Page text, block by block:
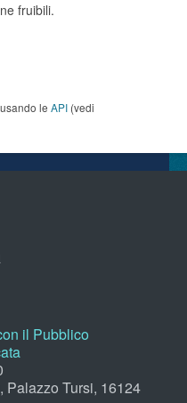
fruibili.
le API (vedi
il Pubblico
Palazzo Tursi, 16124